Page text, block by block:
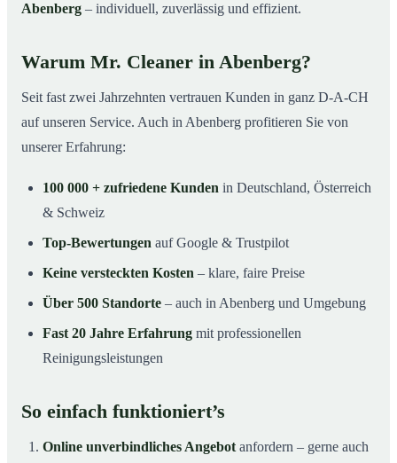
Abenberg – individuell, zuverlässig und effizient.
Warum Mr. Cleaner in Abenberg?
Seit fast zwei Jahrzehnten vertrauen Kunden in ganz D-A-CH
auf unseren Service. Auch in Abenberg profitieren Sie von
unserer Erfahrung:
100 000 + zufriedene Kunden in Deutschland, Österreich
& Schweiz
Top-Bewertungen auf Google & Trustpilot
Keine versteckten Kosten – klare, faire Preise
Über 500 Standorte – auch in Abenberg und Umgebung
Fast 20 Jahre Erfahrung mit professionellen
Reinigungsleistungen
So einfach funktioniert’s
Online unverbindliches Angebot anfordern – gerne auch